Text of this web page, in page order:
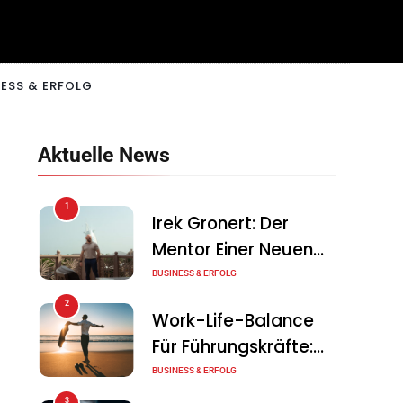
& ERFOLG
Aktuelle News
1
Irek Gronert: Der
Mentor Einer Neuen
Generation Von
BUSINESS & ERFOLG
2
Work-Life-Balance
Für Führungskräfte:
Illusion Oder Echte
BUSINESS & ERFOLG
3